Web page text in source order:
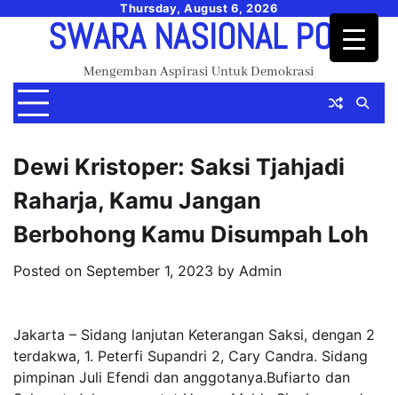
Thursday, August 6, 2026
SWARA NASIONAL POS
Mengemban Aspirasi Untuk Demokrasi
Dewi Kristoper: Saksi Tjahjadi
Raharja, Kamu Jangan
Berbohong Kamu Disumpah Loh
Posted on September 1, 2023 by Admin
Jakarta – Sidang lanjutan Keterangan Saksi, dengan 2
terdakwa, 1. Peterfi Supandri 2, Cary Candra. Sidang
pimpinan Juli Efendi dan anggotanya.Bufiarto dan